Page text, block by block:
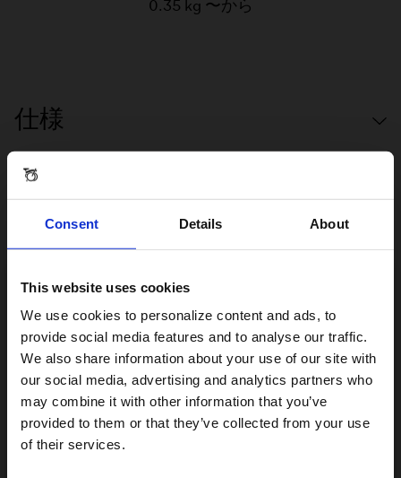
Consent Details About
This website uses cookies
We use cookies to personalize content and ads, to
provide social media features and to analyse our traffic.
We also share information about your use of our site with
our social media, advertising and analytics partners who
may combine it with other information that you’ve
provided to them or that they’ve collected from your use
of their services.
0.35 kg 〜から
仕様
レビューと質問
COLOURLAB SUPERLIGHT QUICK RELEASE PEDALS
レビュー
Visiting from the United States?
For a better experience, please visit our:
US website